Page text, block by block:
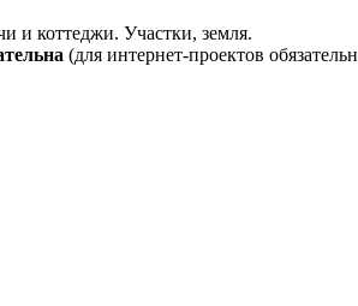
и коттеджи. Участки, земля.
(для интернет-проектов